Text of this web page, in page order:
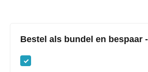
Bestel als bundel en bespaar